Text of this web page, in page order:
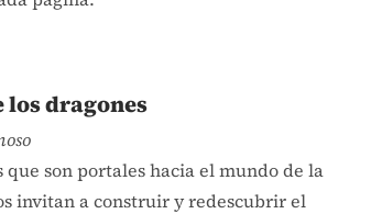
los dragones
son portales hacia el mundo de la
invitan a construir y redescubrir el